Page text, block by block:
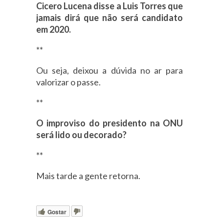
Cicero Lucena disse a Luis Torres que
jamais dirá que não será candidato
em 2020.
**
Ou seja, deixou a dúvida no ar para
valorizar o passe.
**
O improviso do presidento na ONU
será lido ou decorado?
**
Mais tarde a gente retorna.
Gostar